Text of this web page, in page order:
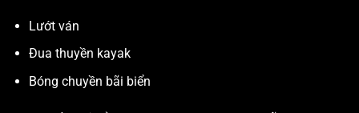
Lướt ván
Đua thuyền kayak
Bóng chuyền bãi biển